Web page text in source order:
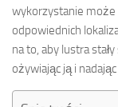
wykorzystanie może
odpowiednich
na to, aby lustra
ożywiając ją i